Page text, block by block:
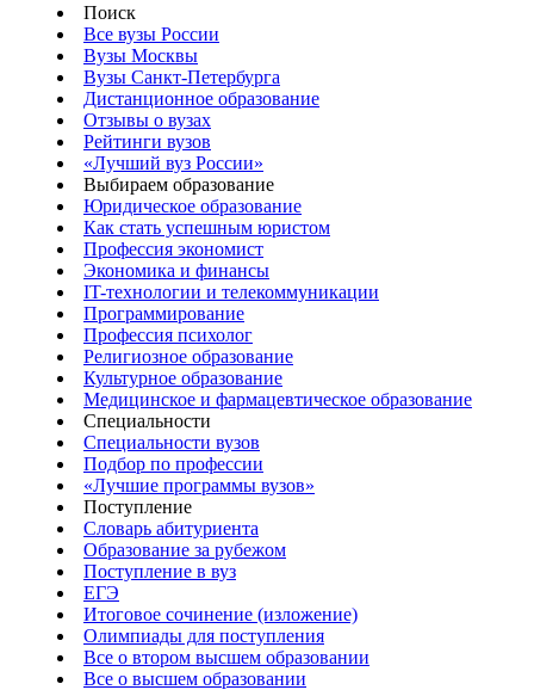
Поиск
Все вузы России
Вузы Москвы
Вузы Санкт-Петербурга
Дистанционное образование
Отзывы о вузах
Рейтинги вузов
«Лучший вуз России»
Выбираем образование
Юридическое образование
Как стать успешным юристом
Профессия экономист
Экономика и финансы
IT-технологии и телекоммуникации
Программирование
Профессия психолог
Религиозное образование
Культурное образование
Медицинское и фармацевтическое образование
Специальности
Специальности вузов
Подбор по профессии
«Лучшие программы вузов»
Поступление
Словарь абитуриента
Образование за рубежом
Поступление в вуз
ЕГЭ
Итоговое сочинение (изложение)
Олимпиады для поступления
Все о втором высшем образовании
Все о высшем образовании